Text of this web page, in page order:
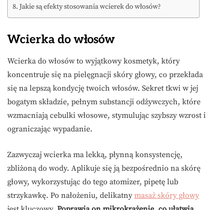
Jakie są efekty stosowania wcierek do włosów?
Wcierka do włosów
Wcierka do włosów to wyjątkowy kosmetyk, który
koncentruje się na pielęgnacji skóry głowy, co przekłada
się na lepszą kondycję twoich włosów. Sekret tkwi w jej
bogatym składzie, pełnym substancji odżywczych, które
wzmacniają cebulki włosowe, stymulując szybszy wzrost i
ograniczając wypadanie.
Zazwyczaj wcierka ma lekką, płynną konsystencję,
zbliżoną do wody. Aplikuje się ją bezpośrednio na skórę
głowy, wykorzystując do tego atomizer, pipetę lub
strzykawkę. Po nałożeniu, delikatny masaż skóry głowy